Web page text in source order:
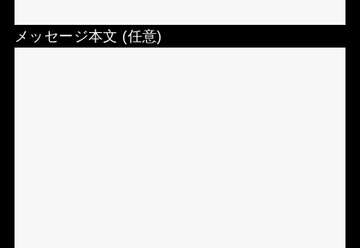
メッセージ本文 (任意)